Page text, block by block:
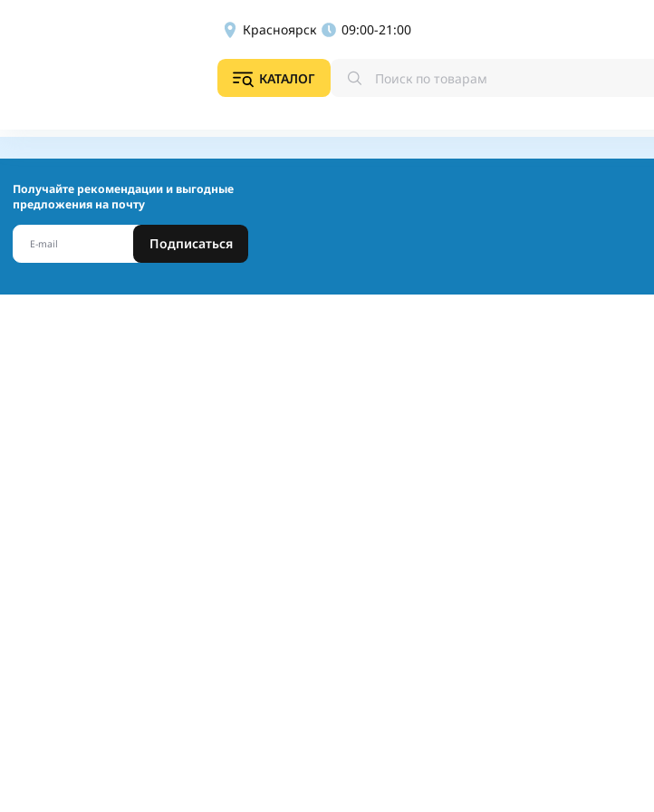
Красноярск 09:00-21:00
КАТАЛОГ
Получайте рекомендации и выгодные
предложения на почту
Подписаться